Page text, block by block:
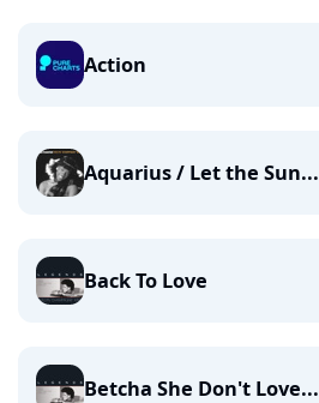
Action
Aquarius / Let the Sun...
Back To Love
Betcha She Don't Love...